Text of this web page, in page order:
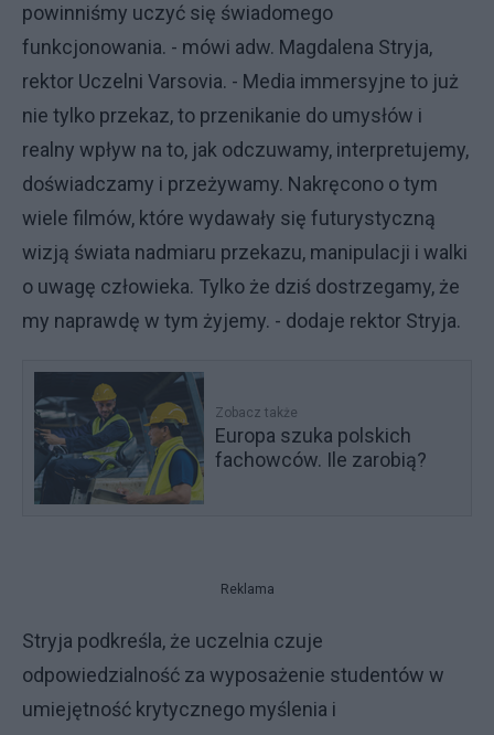
powinniśmy uczyć się świadomego
funkcjonowania. - mówi adw. Magdalena Stryja,
rektor Uczelni Varsovia. - Media immersyjne to już
nie tylko przekaz, to przenikanie do umysłów i
realny wpływ na to, jak odczuwamy, interpretujemy,
doświadczamy i przeżywamy. Nakręcono o tym
wiele filmów, które wydawały się futurystyczną
wizją świata nadmiaru przekazu, manipulacji i walki
o uwagę człowieka. Tylko że dziś dostrzegamy, że
my naprawdę w tym żyjemy. - dodaje rektor Stryja.
Zobacz także
Europa szuka polskich
fachowców. Ile zarobią?
Reklama
Stryja podkreśla, że uczelnia czuje
odpowiedzialność za wyposażenie studentów w
umiejętność krytycznego myślenia i